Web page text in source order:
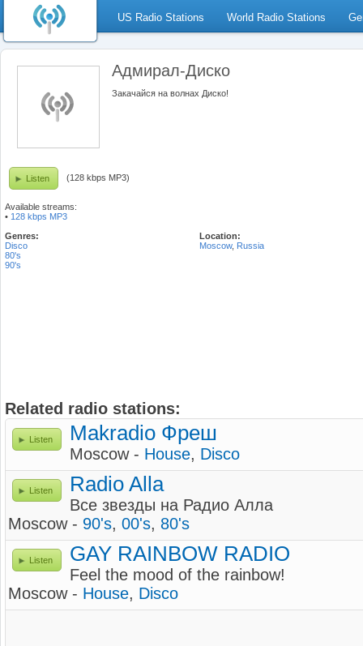
US Radio Stations World Radio Stations
Адмирал-Диско
Закачайся на волнах Диско!
Listen (128 kbps MP3)
Available streams:
• 128 kbps MP3
Genres:
Disco
80's
90's
Location:
Moscow, Russia
Related radio stations:
Listen Makradio Фреш
Moscow - House, Disco
Listen Radio Alla
Все звезды на Радио Алла
Moscow - 90's, 00's, 80's
Listen GAY RAINBOW RADIO
Feel the mood of the rainbow!
Moscow - House, Disco